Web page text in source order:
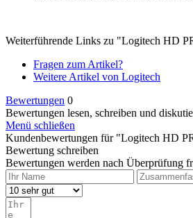
Weiterführende Links zu "Logitech HD
Fragen zum Artikel?
Weitere Artikel von Logitech
Bewertungen 0
Bewertungen lesen, schreiben und
Menü schließen
Kundenbewertungen für "Logitech HD
Bewertung schreiben
Bewertungen werden nach Überprüfung